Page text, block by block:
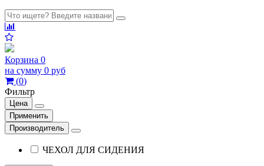
Корзина 0
на сумму 0 руб
(0)
Фильтр
Цена
Применить
Производитель
ЧЕХОЛ ДЛЯ СИДЕНИЯ